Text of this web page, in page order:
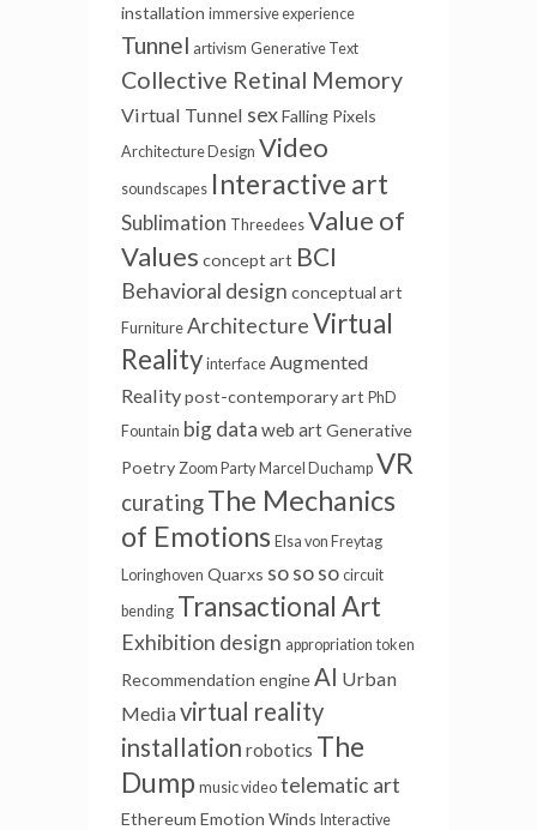
installation immersive experience
Tunnel artivism Generative Text
Collective Retinal Memory
Virtual Tunnel sexFalling Pixels
Architecture Design Video
soundscapes Interactive art
Sublimation Threedees Value of
Values concept art BCI
Behavioral design conceptual art
Furniture ArchitectureVirtual
Reality interface Augmented
Realitypost-contemporary art PhD
Fountain big data web artGenerative
Poetry Zoom Party Marcel Duchamp VR
curatingThe Mechanics
of Emotions Elsa von Freytag
Loringhoven Quarxs so so so circuit
bending Transactional Art
Exhibition design appropriation token
Recommendation engineAI Urban
Mediavirtual reality
installation robotics The
Dump music video telematic art
Ethereum Emotion Winds Interactive